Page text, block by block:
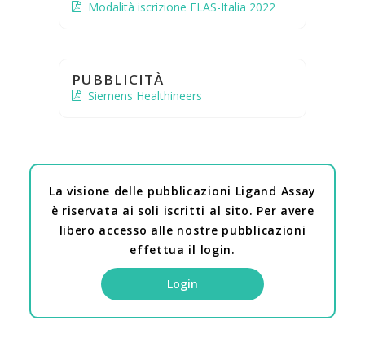
Modalità iscrizione ELAS-Italia 2022
PUBBLICITÀ
Siemens Healthineers
La visione delle pubblicazioni Ligand Assay
è riservata ai soli iscritti al sito. Per avere
libero accesso alle nostre pubblicazioni
effettua il login.
Login